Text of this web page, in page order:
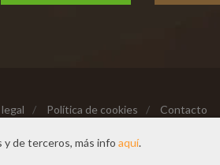
/ Política de cookies / Contacto
reservados
y de terceros, más info aquí.